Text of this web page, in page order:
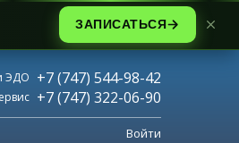
ЭДО +7 (747) 544-98-42
+7 (747) 322-06-90
Войти
ЗАПИСАТЬСЯ